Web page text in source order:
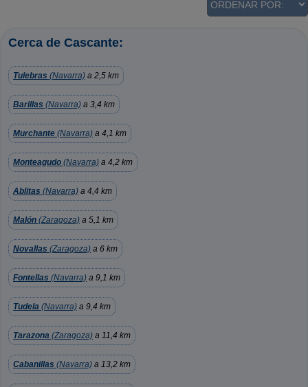
Cerca de Cascante:
Tulebras (Navarra) a 2,5 km
Barillas (Navarra) a 3,4 km
Murchante (Navarra) a 4,1 km
Monteagudo (Navarra) a 4,2 km
Ablitas (Navarra) a 4,4 km
Malón (Zaragoza) a 5,1 km
Novallas (Zaragoza) a 6 km
Fontellas (Navarra) a 9,1 km
Tudela (Navarra) a 9,4 km
Tarazona (Zaragoza) a 11,4 km
Cabanillas (Navarra) a 13,2 km